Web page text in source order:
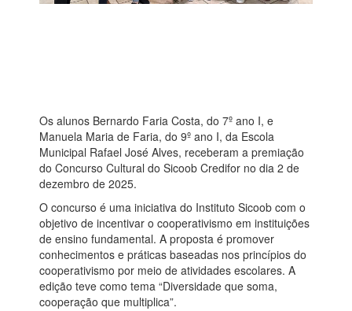
Os alunos Bernardo Faria Costa, do 7º ano I, e
Manuela Maria de Faria, do 9º ano I, da Escola
Municipal Rafael José Alves, receberam a premiação
do Concurso Cultural do Sicoob Credifor no dia 2 de
dezembro de 2025.
O concurso é uma iniciativa do Instituto Sicoob com o
objetivo de incentivar o cooperativismo em instituições
de ensino fundamental. A proposta é promover
conhecimentos e práticas baseadas nos princípios do
cooperativismo por meio de atividades escolares. A
edição teve como tema “Diversidade que soma,
cooperação que multiplica”.